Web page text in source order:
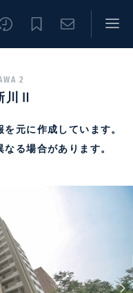
2
川Ⅱ
元に作成しています。
る場合があります。